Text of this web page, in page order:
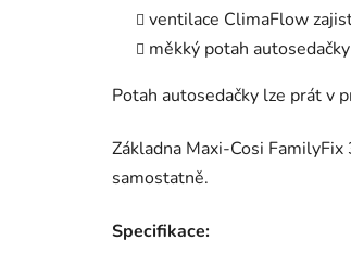
ventilace ClimaFlow
měkký potah
Potah autosedačky lze prát v
Základna Maxi-Cosi
samostatně.
Specifikace: